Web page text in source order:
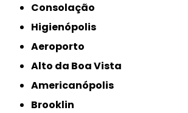
Consolação
Higienópolis
Aeroporto
Alto da Boa Vista
Americanópolis
Brooklin